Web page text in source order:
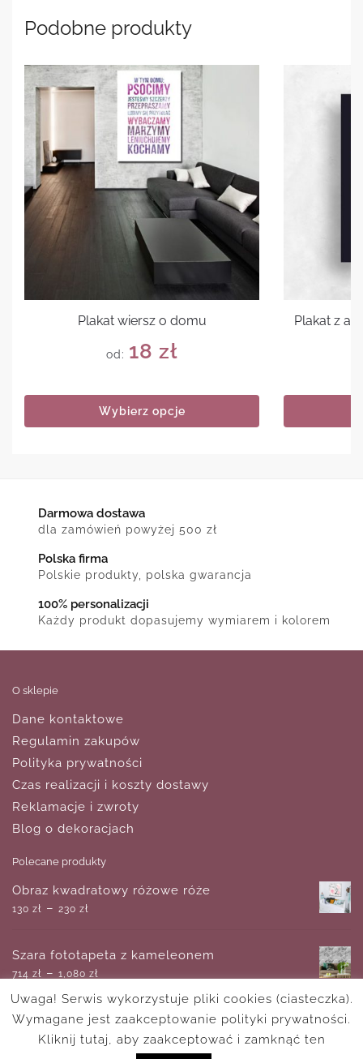
Podobne produkty
Plakat wiersz o domu
od: 18 zł
Wybierz opcje
Plakat z
Darmowa dostawa
dla zamówień powyżej 500 zł
Polska firma
Polskie produkty, polska gwarancja
100% personalizacji
Każdy produkt dopasujemy wymiarem i kolorem
O sklepie
Dane kontaktowe
Regulamin zakupów
Polityka prywatności
Czas realizacji i koszty dostawy
Reklamacje i zwroty
Blog o dekoracjach
Polecane produkty
Obraz kwadratowy różowe róże
130 zł – 230 zł
Szara fototapeta z kameleonem
714 zł – 1,080 zł
Plakat z reprodukcją obrazu - kwiaty polne
– 220 zł
Uwaga! Serwis wykorzystuje pliki cookies (ciasteczka).
Wymagane jest zaakceptowanie polityki prywatności.
Kliknij tutaj, aby zaakceptować i zamknąć ten